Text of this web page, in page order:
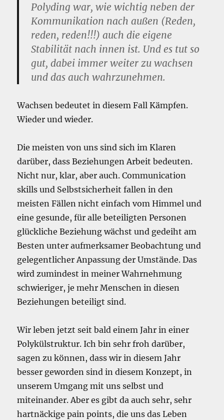
Polyding war, wie wichtig neben der
Kommunikation nach außen (Reden,
reden, reden!!!) auch die eigene
Stabilität nach innen ist. Und es tut so
gut, dabei immer weiter zu wachsen
und das auch wahrzunehmen.
Wachsen bedeutet in diesem Fall Kämpfen.
Wieder und wieder.
Die meisten von uns sind sich im Klaren
darüber, dass Beziehungen Arbeit bedeuten.
Nicht nur, klar, aber auch. Communication
skills und Selbstsicherheit fallen in den
meisten Fällen nicht einfach vom Himmel und
eine gesunde, für alle beteiligten Personen
glückliche Beziehung wächst und gedeiht am
Besten unter aufmerksamer Beobachtung und
gelegentlicher Anpassung der Umstände. Das
wird zumindest in meiner Wahrnehmung
schwieriger, je mehr Menschen in diesen
Beziehungen beteiligt sind.
Wir leben jetzt seit bald einem Jahr in einer
Polykülstruktur. Ich bin sehr froh darüber,
sagen zu können, dass wir in diesem Jahr
besser geworden sind in diesem Konzept, in
unserem Umgang mit uns selbst und
miteinander. Aber es gibt da auch sehr, sehr
hartnäckige pain points, die uns das Leben